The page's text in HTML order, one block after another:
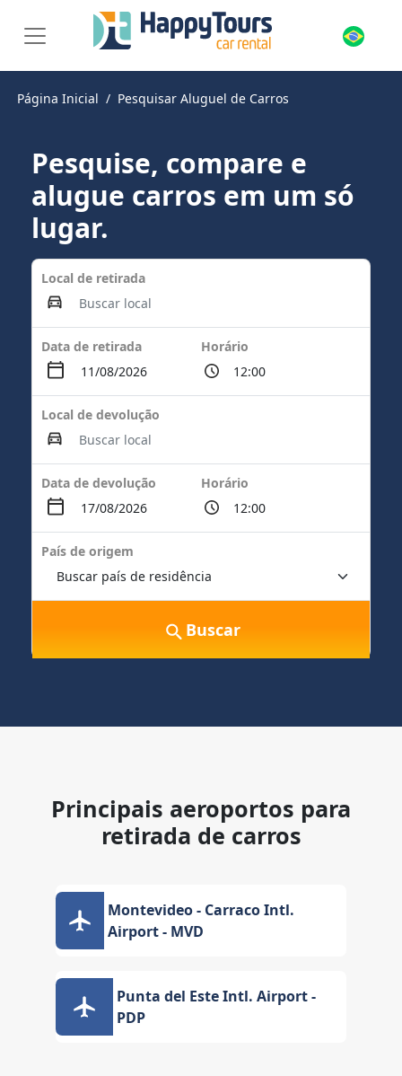
Página Inicial Pesquisar Aluguel de Carros
Pesquise, compare e
alugue carros em um só
lugar.
Local de retirada
Data de retirada Horário
Local de devolução
Data de devolução Horário
País de origem
Buscar
Principais aeroportos para
retirada de carros
Montevideo - Carraco Intl.
Airport - MVD
Punta del Este Intl. Airport -
PDP